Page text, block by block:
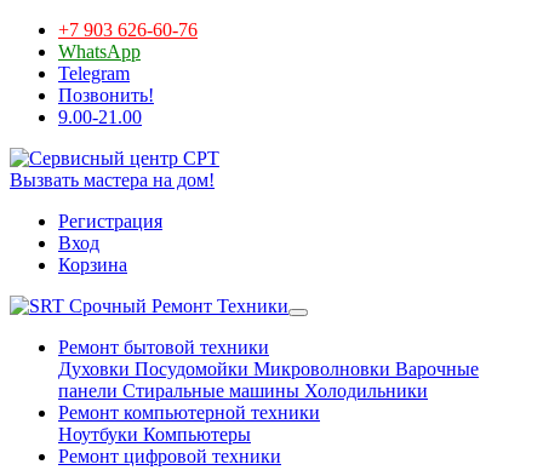
+7 903 626-60-76
WhatsApp
Telegram
Позвонить!
9.00-21.00
Вызвать мастера на дом!
Регистрация
Вход
Корзина
Срочный Ремонт Техники
Ремонт бытовой техники
Духовки Посудомойки Микроволновки Варочные
панели Стиральные машины Холодильники
Ремонт компьютерной техники
Ноутбуки Компьютеры
Ремонт цифровой техники